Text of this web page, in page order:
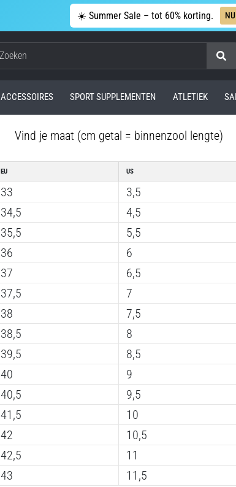
☀️ Summer Sale – tot 60% korting.
Zoeken
ACCESSOIRES SPORT SUPPLEMENTEN ATLETIEK
Vind je maat (cm getal = binnenzool lengte)
EU
33
34,5
35,5
36
37
37,5
38
38,5
39,5
40
40,5
41,5
42
42,5
43
US
3,5
4,5
5,5
6
6,5
7
7,5
8
8,5
9
9,5
10
10,5
11
11,5